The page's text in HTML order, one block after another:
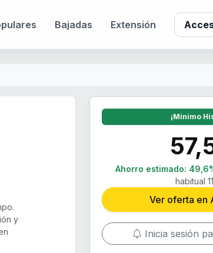
Bajadas Extensión
y
¡Mínimo
Ahorro estimado:
habitual
Ver oferta en
Inicia sesión